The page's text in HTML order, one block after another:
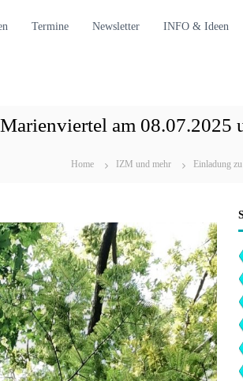
Termine Newsletter INFO & Ideen
am 08.07.2025
Home IZM und mehr Einladung